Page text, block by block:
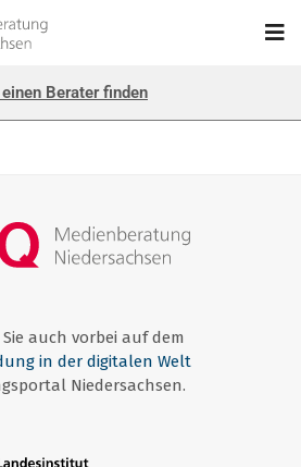
Berater finden
auch vorbei auf dem
in der digitalen Welt
Niedersachsen.